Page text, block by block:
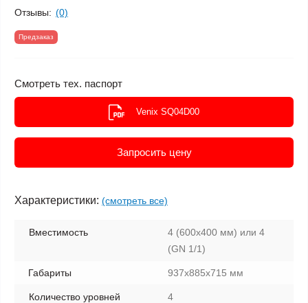
Отзывы: (0)
Предзаказ
Смотреть тех. паспорт
Venix SQ04D00
Запросить цену
Характеристики: (смотреть все)
Вместимость
4 (600х400 мм) или 4
(GN 1/1)
Габариты 937х885х715 мм
Количество уровней 4